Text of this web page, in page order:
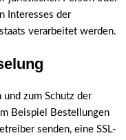
Interesses der
verarbeitet werden.
zum Schutz der
Beispiel Bestellungen
senden, eine SSL-